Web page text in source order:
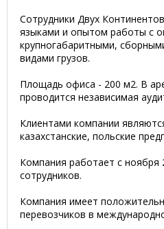
Сотрудники Двух
языками и опытом работы с
крупногабаритными,
видами грузов.
Площадь офиса - 200 м2. В
проводится независимая
Клиентами компании
казахстанские, польские
Компания работает с ноября
сотрудников.
Компания имеет
перевозчиков в